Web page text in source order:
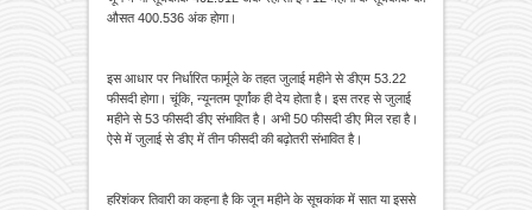
औसत 400.536 अंक होगा।
इस आधार पर निर्धारित फार्मूले के तहत जुलाई महीने से डीएम 53.22
फीसदी होगा। चूंकि, न्यूनतम पूर्णांक ही देय होता है। इस तरह से जुलाई
महीने से 53 फीसदी डीए संभावित है। अभी 50 फीसदी डीए मिल रहा है।
ऐसे में जुलाई से डीए में तीन फीसदी की बढ़ोतरी संभावित है।
हरिशंकर तिवारी का कहना है कि जून महीने के सूचकांक में सात या इससे